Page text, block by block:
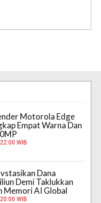
Motorola Edge
Empat Warna Dan
WIB
Dana
Demi Taklukkan
Memori AI Global
WIB